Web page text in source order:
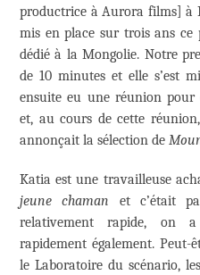
productrice à Aurora films] à
mis en place sur trois ans ce
dédié à la Mongolie. Notre
de 10 minutes et elle s’est
ensuite eu une réunion pour
et, au cours de cette
annonçait la sélection de
Katia est une travailleuse
jeune chaman et c’était
relativement rapide, on
rapidement également. Peut-
le Laboratoire du scénario,